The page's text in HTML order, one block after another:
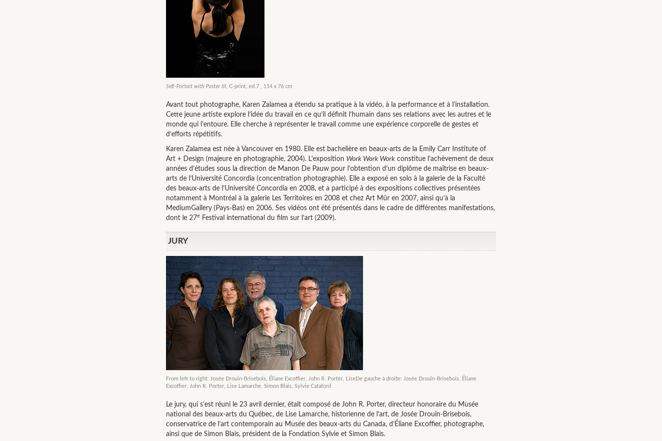
Self-Portait with Paster III , C-print, ed.7 , 114 x 76 cm
Avant tout photographe, Karen Zalamea a étendu sa pratique à la vidéo, à la performance et à l’installation.
Cette jeune artiste explore l’idée du travail en ce qu’il définit l’humain dans ses relations avec les autres et le
monde qui l’entoure. Elle cherche à représenter le travail comme une expérience corporelle de gestes et
d’efforts répétitifs.
Karen Zalamea est née à Vancouver en 1980. Elle est bachelière en beaux-arts de la Emily Carr Institute of
Art + Design (majeure en photographie, 2004). L’exposition Work Work Work constitue l’achèvement de deux
années d’études sous la direction de Manon De Pauw pour l’obtention d’un diplôme de maîtrise en beaux-
arts de l’Université Concordia (concentration photographie). Elle a exposé en solo à la galerie de la Faculté
des beaux-arts de l’Université Concordia en 2008, et a participé à des expositions collectives présentées
notamment à Montréal à la galerie Les Territoires en 2008 et chez Art Mûr en 2007, ainsi qu’à la
MediumGallery (Pays-Bas) en 2006. Ses vidéos ont été présentés dans le cadre de différentes manifestations,
dont le 27e Festival international du film sur l’art (2009).
JURY
From left to right: Josée Drouin-Brisebois, Éliane Excoffier, John R. Porter, LiseDe gauche à droite: Josée Drouin-Brisebois, Éliane
Excoffier, John R. Porter, Lise Lamarche, Simon Blais, Sylvie Cataford
Le jury, qui s’est réuni le 23 avril dernier, était composé de John R. Porter, directeur honoraire du Musée
national des beaux-arts du Québec, de Lise Lamarche, historienne de l’art, de Josée Drouin-Brisebois,
conservatrice de l’art contemporain au Musée des beaux-arts du Canada, d’Éliane Excoffier, photographe,
ainsi que de Simon Blais, président de la Fondation Sylvie et Simon Blais.